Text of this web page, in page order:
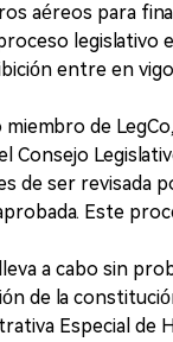
aéreos para
legislativo
entre en
de
de ser revisada
Este
a cabo sin
de la
Especial de